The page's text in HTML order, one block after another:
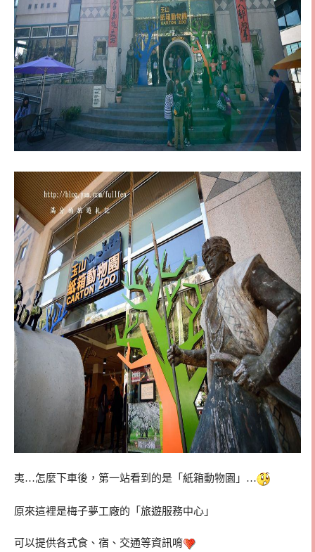
夷…怎麼下車後，第一站看到的是「紙箱動物園」…
原來這裡是梅子夢工廠的「旅遊服務中心」
可以提供各式食、宿、交通等資訊唷